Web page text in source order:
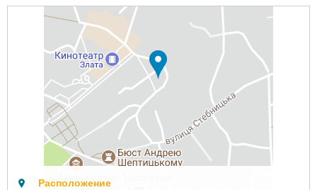
Расположение